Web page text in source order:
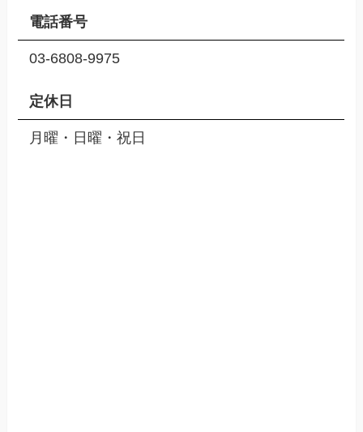
電話番号
03-6808-9975
定休日
月曜・日曜・祝日